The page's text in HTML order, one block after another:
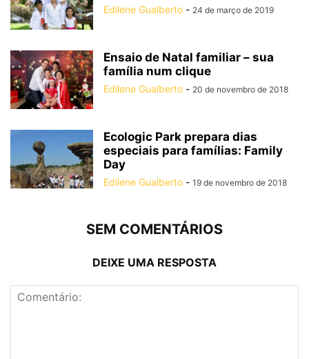
Edilene Gualberto - 24 de março de 2019
Ensaio de Natal familiar – sua
família num clique
Edilene Gualberto - 20 de novembro de 2018
Ecologic Park prepara dias
especiais para famílias: Family
Day
Edilene Gualberto - 19 de novembro de 2018
SEM COMENTÁRIOS
DEIXE UMA RESPOSTA